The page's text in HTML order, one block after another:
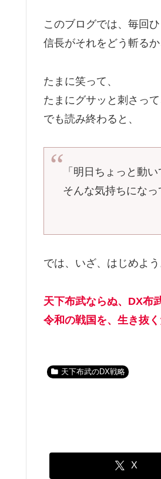
このブログでは、毎回ひ
信長がそれをどう斬る
たまに笑って、
たまにグサッと刺さって
でも読み終わると、
「明日ちょっと動い
そんな気持ちになっ
では、いざ、はじめよう
天下布武ならぬ、DX
令和の戦国を、生き抜く
天下布武のDX戦略
X